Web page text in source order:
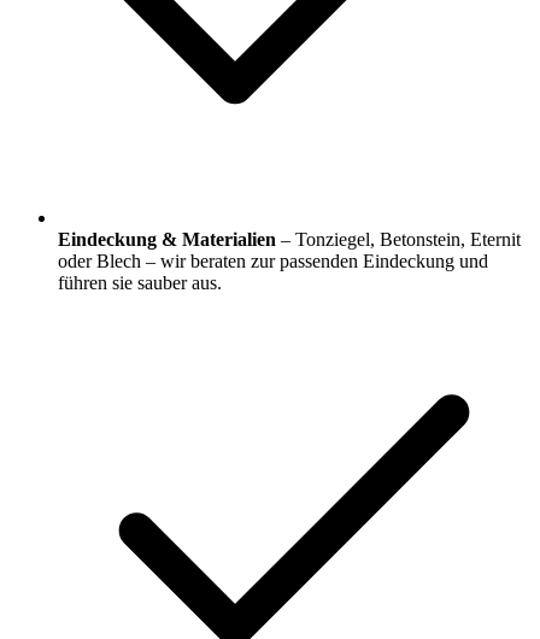
Eindeckung & Materialien – Tonziegel, Betonstein, Eternit
oder Blech – wir beraten zur passenden Eindeckung und
führen sie sauber aus.